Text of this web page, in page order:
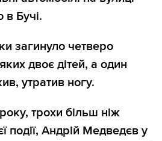
в Бучі.
загинуло четверо
двоє дітей, а один
утратив ногу.
трохи більш ніж
події, Андрій Медведєв у